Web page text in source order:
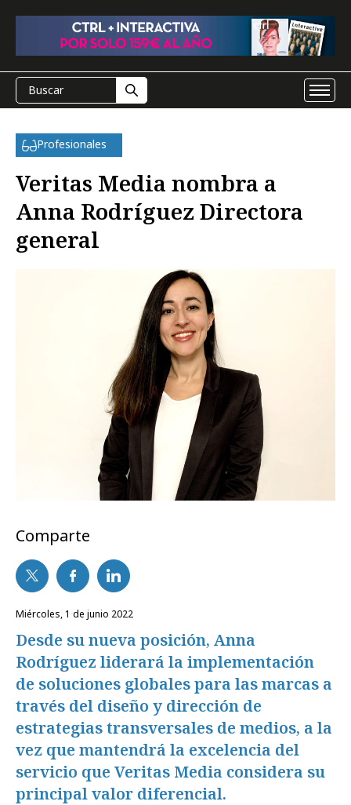
Profesionales
Veritas Media nombra a
Anna Rodríguez Directora
general
Comparte
miércoles, 1 de junio 2022
Desde su nueva posición, Anna
Rodríguez liderará la implementación
de soluciones globales para las marcas a
través del diseño y dirección de
estrategias transversales de medios, a la
vez que mantendrá la excelencia del
servicio que Veritas Media considera su
principal valor diferencial.